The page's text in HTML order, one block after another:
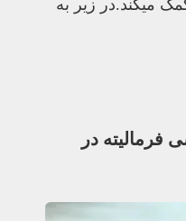
میکند.در زیر به
فرمالیته در